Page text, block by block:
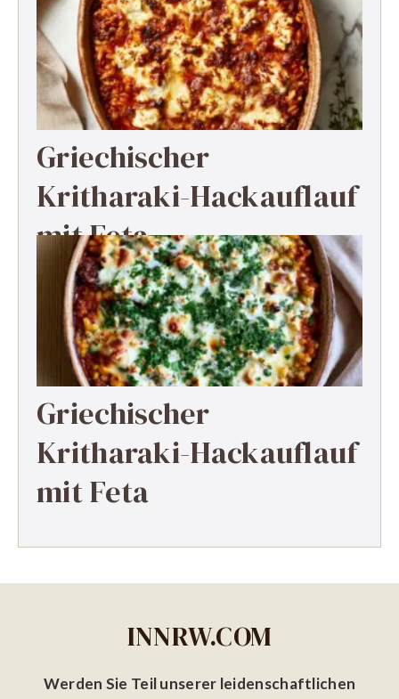
Griechischer
Kritharaki-Hackauflauf
mit Feta
Griechischer
Kritharaki-Hackauflauf
mit Feta
INNRW.COM
Werden Sie Teil unserer leidenschaftlichen